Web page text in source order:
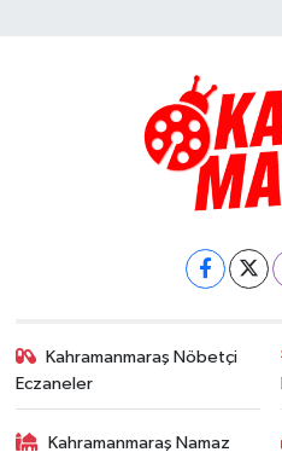
Kahramanmaraş Nöbetçi
Eczaneler
Kahramanmaraş Namaz